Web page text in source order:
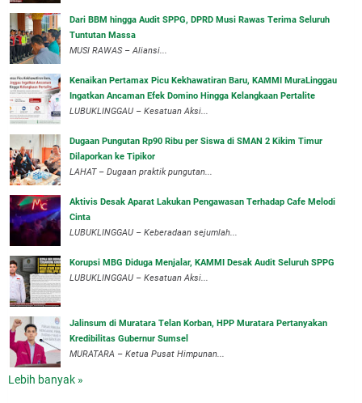
Dari BBM hingga Audit SPPG, DPRD Musi Rawas Terima Seluruh
Tuntutan Massa
MUSI RAWAS – Aliansi...
‎Kenaikan Pertamax Picu Kekhawatiran Baru, KAMMI MuraLinggau
Ingatkan Ancaman Efek Domino Hingga Kelangkaan Pertalite
‎LUBUKLINGGAU – Kesatuan Aksi...
Dugaan Pungutan Rp90 Ribu per Siswa di SMAN 2 Kikim Timur
Dilaporkan ke Tipikor
LAHAT – Dugaan praktik pungutan...
Aktivis Desak Aparat Lakukan Pengawasan Terhadap Cafe Melodi
Cinta
LUBUKLINGGAU – Keberadaan sejumlah...
Korupsi MBG Diduga Menjalar, KAMMI Desak Audit Seluruh SPPG
‎LUBUKLINGGAU – Kesatuan Aksi...
‎Jalinsum di Muratara Telan Korban, HPP Muratara Pertanyakan
Kredibilitas Gubernur Sumsel
MURATARA – Ketua Pusat Himpunan...
Lebih banyak »